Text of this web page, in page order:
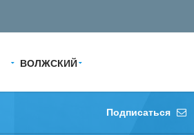
ВОЛЖСКИЙ
Подписаться